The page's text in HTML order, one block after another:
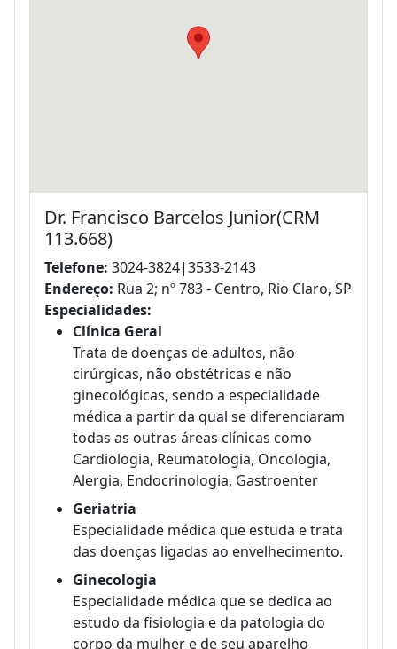
Dr. Francisco Barcelos Junior(CRM
113.668)
Telefone: 3024-3824|3533-2143
Endereço: Rua 2; nº 783 - Centro, Rio Claro, SP
Especialidades:
Clínica Geral
Trata de doenças de adultos, não
cirúrgicas, não obstétricas e não
ginecológicas, sendo a especialidade
médica a partir da qual se diferenciaram
todas as outras áreas clínicas como
Cardiologia, Reumatologia, Oncologia,
Alergia, Endocrinologia, Gastroenter
Geriatria
Especialidade médica que estuda e trata
das doenças ligadas ao envelhecimento.
Ginecologia
Especialidade médica que se dedica ao
estudo da fisiologia e da patologia do
corpo da mulher e de seu aparelho